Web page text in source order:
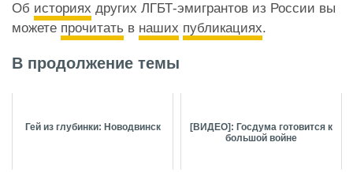
Об историях других ЛГБТ-эмигрантов из России вы
можете прочитать в наших публикациях.
В продолжение темы
Гей из глубинки: Новодвинск
[ВИДЕО]: Госдума готовится к
большой войне